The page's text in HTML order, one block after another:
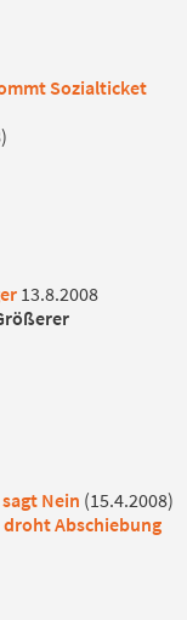
Sozialticket
13.8.2008
Nein (15.4.2008)
Abschiebung